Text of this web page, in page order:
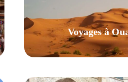
Voyages à